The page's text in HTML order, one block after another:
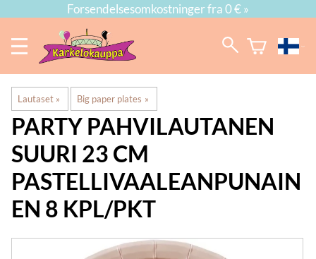
Forsendelsesomkostninger fra 0 € »
Lautaset ‪» Big paper plates ‪»
PARTY PAHVILAUTANEN
SUURI 23 CM
PASTELLIVAALEANPUNAIN
EN 8 KPL/PKT